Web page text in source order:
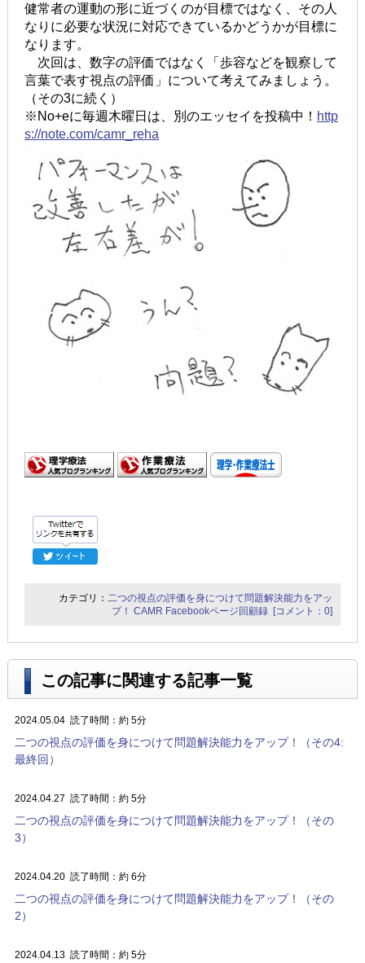
健常者の運動の形に近づくのが目標ではなく、その人
なりに必要な状況に対応できているかどうかが目標に
なります。
次回は、数字の評価ではなく「歩容などを観察して
言葉で表す視点の評価」について考えてみましょう。
（その3に続く）
※No+eに毎週木曜日は、別のエッセイを投稿中！ http
s://note.com/camr_reha
カテゴリ： 二つの視点の評価を身につけて問題解決能力をアッ
プ！ CAMR Facebookページ回顧録 [コメント：0]
この記事に関連する記事一覧
2024.05.04 読了時間：約 5分
二つの視点の評価を身につけて問題解決能力をアップ！（その4:
最終回）
2024.04.27 読了時間：約 5分
二つの視点の評価を身につけて問題解決能力をアップ！（その
3）
2024.04.20 読了時間：約 6分
二つの視点の評価を身につけて問題解決能力をアップ！（その
2）
2024.04.13 読了時間：約 5分